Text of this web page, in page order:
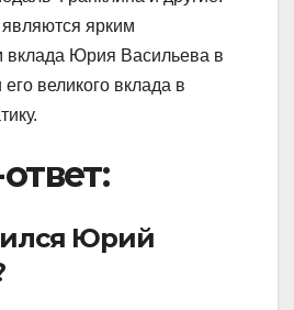
ярким
вклада Юрия Васильева в
великого вклада в
Юрий